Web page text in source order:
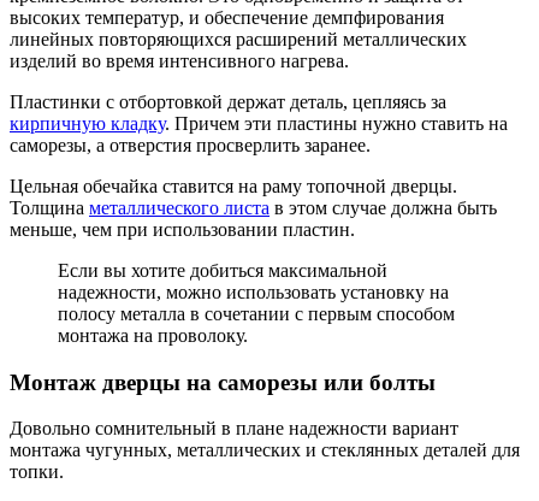
высоких температур, и обеспечение демпфирования
линейных повторяющихся расширений металлических
изделий во время интенсивного нагрева.
Пластинки с отбортовкой держат деталь, цепляясь за
кирпичную кладку. Причем эти пластины нужно ставить на
саморезы, а отверстия просверлить заранее.
Цельная обечайка ставится на раму топочной дверцы.
Толщина металлического листа в этом случае должна быть
меньше, чем при использовании пластин.
Если вы хотите добиться максимальной
надежности, можно использовать установку на
полосу металла в сочетании с первым способом
монтажа на проволоку.
Монтаж дверцы на саморезы или болты
Довольно сомнительный в плане надежности вариант
монтажа чугунных, металлических и стеклянных деталей для
топки.